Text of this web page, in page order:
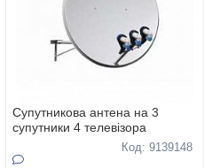
Супутникова антена на 3
супутники 4 телевiзора
Код: 9139148